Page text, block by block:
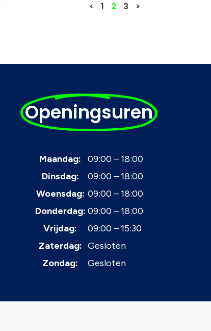
< 1 2 3 >
Openingsuren
Maandag:
09:00 – 18:00
Dinsdag:
09:00 – 18:00
Woensdag: 09:00 – 18:00
Donderdag: 09:00 – 18:00
Vrijdag:
09:00 – 15:30
Zaterdag: Gesloten
Zondag:
Gesloten